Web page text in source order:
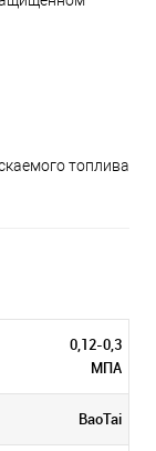
топлива
0,12-0,3
МПА
BaoTai